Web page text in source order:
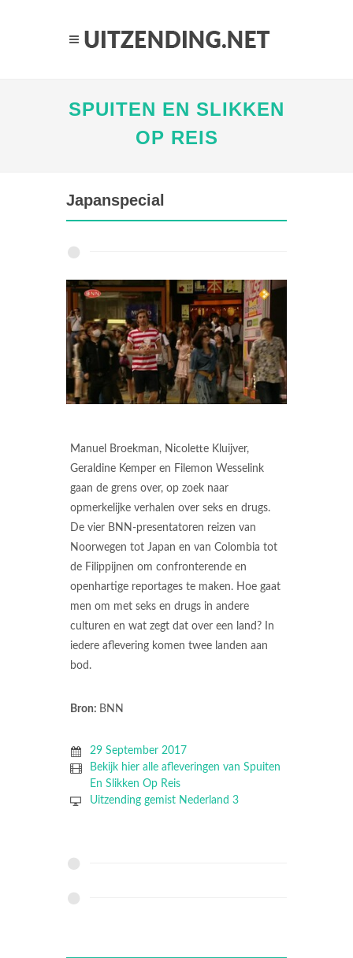
SPUITEN EN SLIKKEN
OP REIS
Japanspecial
Manuel Broekman, Nicolette Kluijver,
Geraldine Kemper en Filemon Wesselink
gaan de grens over, op zoek naar
opmerkelijke verhalen over seks en drugs.
De vier BNN-presentatoren reizen van
Noorwegen tot Japan en van Colombia tot
de Filippijnen om confronterende en
openhartige reportages te maken. Hoe gaat
men om met seks en drugs in andere
culturen en wat zegt dat over een land? In
iedere aflevering komen twee landen aan
bod.
Bron: BNN
29 September 2017
Bekijk hier alle afleveringen van Spuiten
En Slikken Op Reis
Uitzending gemist Nederland 3